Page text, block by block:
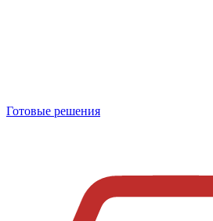
Готовые решения